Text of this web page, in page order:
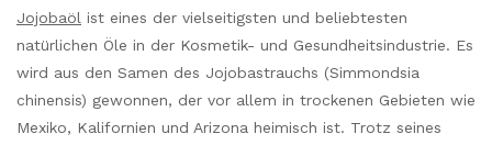
Jojobaöl ist eines der vielseitigsten und beliebtesten
natürlichen Öle in der Kosmetik- und Gesundheitsindustrie. Es
wird aus den Samen des Jojobastrauchs (Simmondsia
chinensis) gewonnen, der vor allem in trockenen Gebieten wie
Mexiko, Kalifornien und Arizona heimisch ist. Trotz seines